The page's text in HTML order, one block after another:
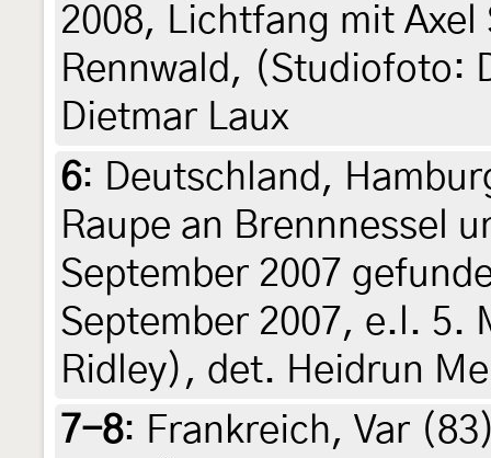
2008, Lichtfang mit
Rennwald, (Studiofoto:
Dietmar Laux
6: Deutschland,
Raupe an Brennnessel
September 2007
September 2007, e.l. 5.
Ridley), det. Heidrun
7-8: Frankreich, Var